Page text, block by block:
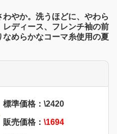
やか。洗うほどに、やわら
ディース、フレンチ袖の前
めらかなコーマ糸使用の夏
to collapse contents
標準価格：\2420
販売価格： \1694